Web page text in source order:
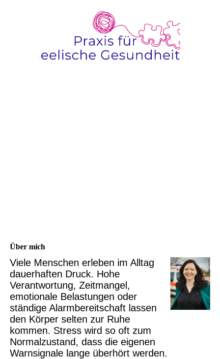
Über mich
Viele Menschen erleben im Alltag
dauerhaften Druck. Hohe
Verantwortung, Zeitmangel,
emotionale Belastungen oder
ständige Alarmbereitschaft lassen
den Körper selten zur Ruhe
kommen. Stress wird so oft zum
Normalzustand, dass die eigenen
Warnsignale lange überhört werden.